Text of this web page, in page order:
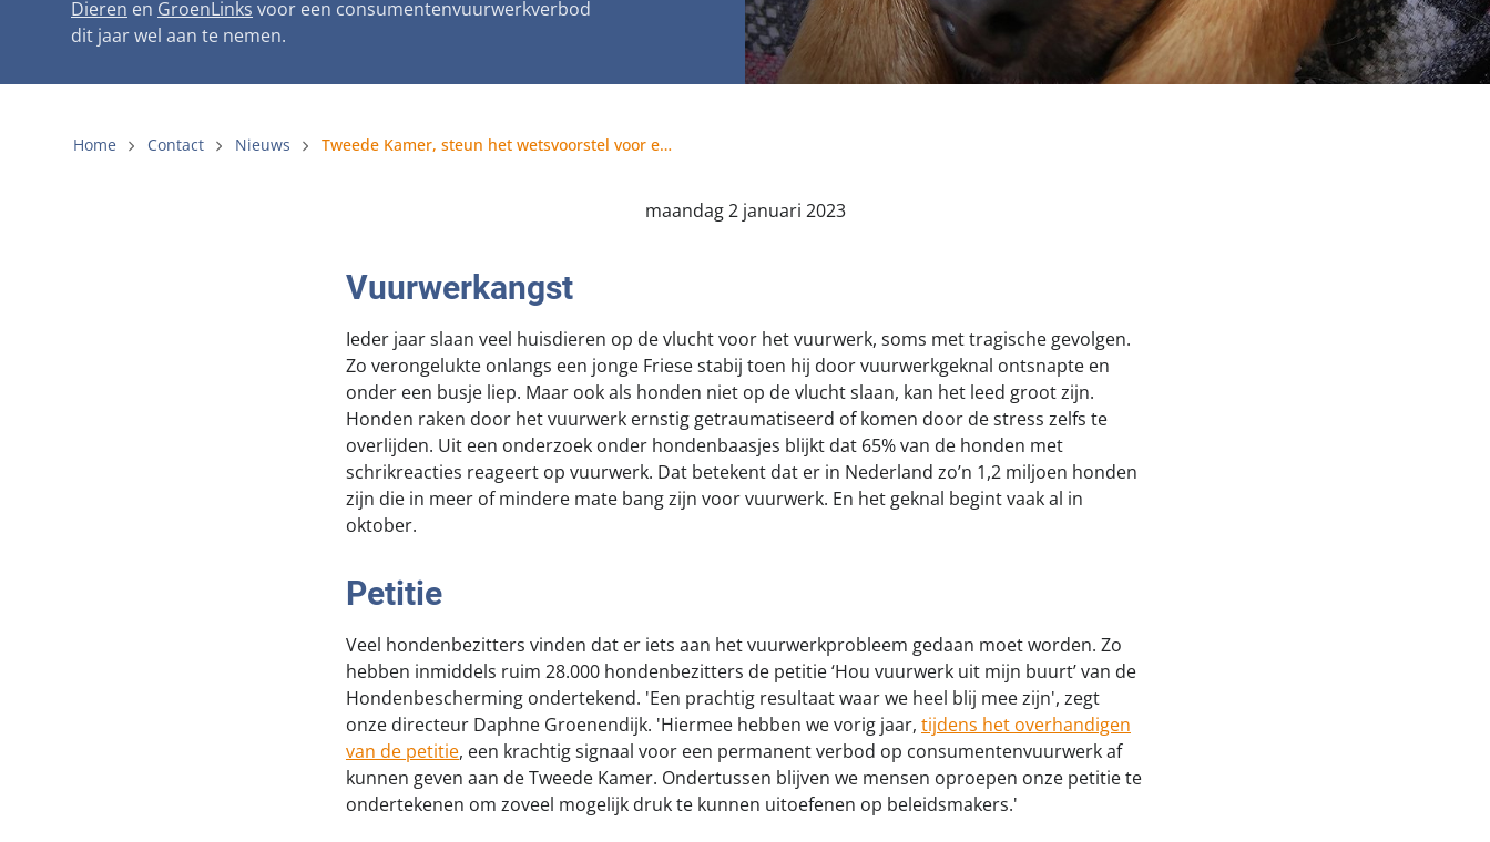
Gemeentelijk meldpunt bijtincidenten
Bescherming tegen grasaren
Kom in actie
Honden voor Honden Loop
Onze successen voor honden
Dieren en GroenLinks voor een consumentenvuurwerkverbod
dit jaar wel aan te nemen.
Home Contact Nieuws Tweede Kamer, steun het wetsvoorstel voor een vuurwerkverbod!
maandag 2 januari 2023
Vuurwerkangst
Ieder jaar slaan veel huisdieren op de vlucht voor het vuurwerk, soms met tragische gevolgen.
Zo verongelukte onlangs een jonge Friese stabij toen hij door vuurwerkgeknal ontsnapte en
onder een busje liep. Maar ook als honden niet op de vlucht slaan, kan het leed groot zijn.
Honden raken door het vuurwerk ernstig getraumatiseerd of komen door de stress zelfs te
overlijden. Uit een onderzoek onder hondenbaasjes blijkt dat 65% van de honden met
schrikreacties reageert op vuurwerk. Dat betekent dat er in Nederland zo’n 1,2 miljoen honden
zijn die in meer of mindere mate bang zijn voor vuurwerk. En het geknal begint vaak al in
oktober.
Petitie
Veel hondenbezitters vinden dat er iets aan het vuurwerkprobleem gedaan moet worden. Zo
hebben inmiddels ruim 28.000 hondenbezitters de petitie ‘Hou vuurwerk uit mijn buurt’ van de
Hondenbescherming ondertekend. 'Een prachtig resultaat waar we heel blij mee zijn', zegt
onze directeur Daphne Groenendijk. 'Hiermee hebben we vorig jaar, tijdens het overhandigen
van de petitie, een krachtig signaal voor een permanent verbod op consumentenvuurwerk af
kunnen geven aan de Tweede Kamer. Ondertussen blijven we mensen oproepen onze petitie te
ondertekenen om zoveel mogelijk druk te kunnen uitoefenen op beleidsmakers.'